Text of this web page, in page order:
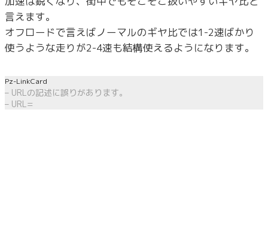
言えます。
オフロードで言えばノーマルのギヤ比では1-2速ばかり
使うような走りが2-4速も結構使えるようになります。
Pz-LinkCard
– URLの記述に誤りがあります。
– URL=